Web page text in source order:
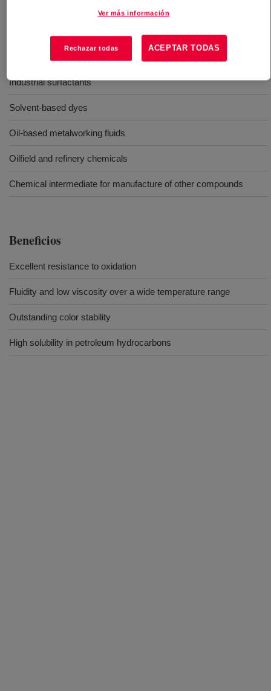
Industrial surfactants
Solvent-based dyes
Oil-based metalworking fluids
Oilfield and refinery chemicals
Chemical intermediate for manufacture of other compounds
Beneficios
Excellent resistance to oxidation
Fluidity and low viscosity over a wide temperature range
Outstanding color stability
High solubility in petroleum hydrocarbons
Ver más información
Rechazar todas ACEPTAR TODAS